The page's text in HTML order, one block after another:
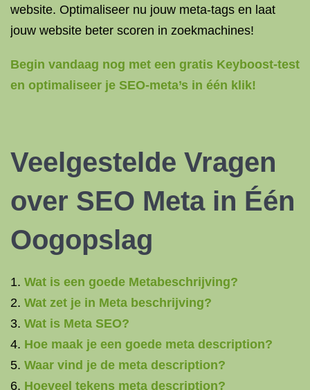
website. Optimaliseer nu jouw meta-tags en laat
jouw website beter scoren in zoekmachines!
Begin vandaag nog met een gratis Keyboost-test
en optimaliseer je SEO-meta’s in één klik!
Veelgestelde Vragen
over SEO Meta in Één
Oogopslag
Wat is een goede Metabeschrijving?
Wat zet je in Meta beschrijving?
Wat is Meta SEO?
Hoe maak je een goede meta description?
Waar vind je de meta description?
Hoeveel tekens meta description?